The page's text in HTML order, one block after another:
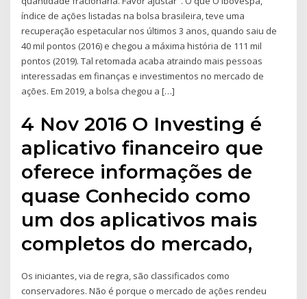
índice de ações listadas na bolsa brasileira, teve uma
recuperação espetacular nos últimos 3 anos, quando saiu de
40 mil pontos (2016) e chegou a máxima história de 111 mil
pontos (2019). Tal retomada acaba atraindo mais pessoas
interessadas em finanças e investimentos no mercado de
ações. Em 2019, a bolsa chegou a […]
4 Nov 2016 O Investing é
aplicativo financeiro que
oferece informações de
quase Conhecido como
um dos aplicativos mais
completos do mercado,
Os iniciantes, via de regra, são classificados como
conservadores. Não é porque o mercado de ações rendeu